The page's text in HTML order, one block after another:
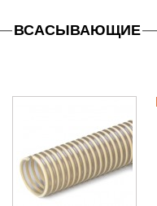
ВСАСЫВАЮЩИЕ